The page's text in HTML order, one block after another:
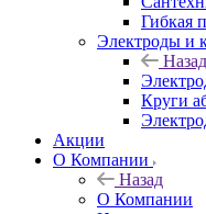
Гибкая
Электроды и
Назад
Круги
Акции
О Компании
Назад
О Компании